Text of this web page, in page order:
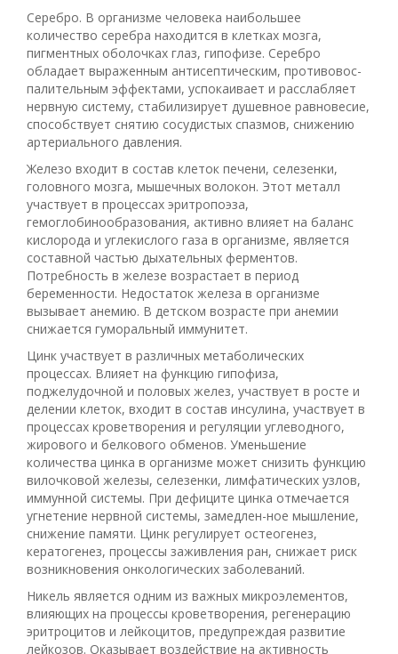
Серебро. В организме человека наибольшее
количество серебра находится в клетках мозга,
пигментных оболочках глаз, гипофизе. Серебро
обладает выраженным антисептическим, противовос-
палительным эффектами, успокаивает и расслабляет
нервную систему, стабилизирует душевное равновесие,
способствует снятию сосудистых спазмов, снижению
артериального давления.
Железо входит в состав клеток печени, селезенки,
головного мозга, мышечных волокон. Этот металл
участвует в процессах эритропоэза,
гемоглобинообразования, активно влияет на баланс
кислорода и углекислого газа в организме, является
составной частью дыхательных ферментов.
Потребность в железе возрастает в период
беременности. Недостаток железа в организме
вызывает анемию. В детском возрасте при анемии
снижается гуморальный иммунитет.
Цинк участвует в различных метаболических
процессах. Влияет на функцию гипофиза,
поджелудочной и половых желез, участвует в росте и
делении клеток, входит в состав инсулина, участвует в
процессах кроветворения и регуляции углеводного,
жирового и белкового обменов. Уменьшение
количества цинка в организме может снизить функцию
вилочковой железы, селезенки, лимфатических узлов,
иммунной системы. При дефиците цинка отмечается
угнетение нервной системы, замедлен-ное мышление,
снижение памяти. Цинк регулирует остеогенез,
кератогенез, процессы заживления ран, снижает риск
возникновения онкологических заболеваний.
Никель является одним из важных микроэлементов,
влияющих на процессы кроветворения, регенерацию
эритроцитов и лейкоцитов, предупреждая развитие
лейкозов. Оказывает воздействие на активность